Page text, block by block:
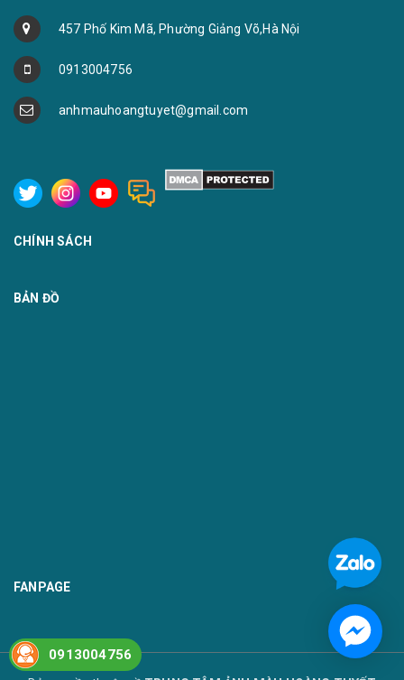
457 Phố Kim Mã, Phường Giảng Võ,Hà Nội
0913004756
anhmauhoangtuyet@gmail.com
CHÍNH SÁCH
BẢN ĐỒ
FANPAGE
0913004756